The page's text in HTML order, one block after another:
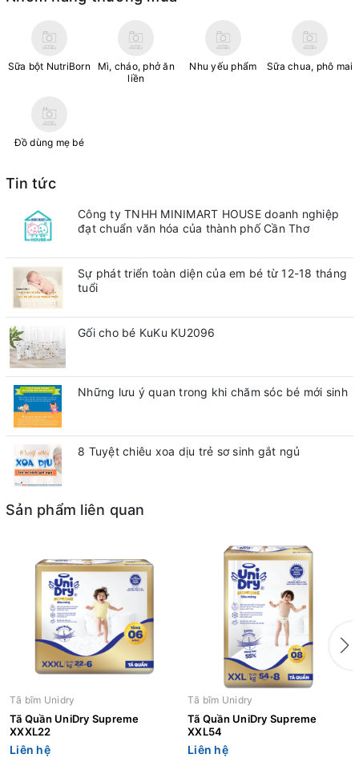
Sữa bột NutriBorn
Mì, cháo, phở ăn
liền
Nhu yếu phẩm Sữa chua, phô mai
Đồ dùng mẹ bé
Tin tức
Công ty TNHH MINIMART HOUSE doanh nghiệp
đạt chuẩn văn hóa của thành phố Cần Thơ
Sự phát triển toàn diện của em bé từ 12-18 tháng
tuổi
Gối cho bé KuKu KU2096
Những lưu ý quan trong khi chăm sóc bé mới sinh
8 Tuyệt chiêu xoa dịu trẻ sơ sinh gắt ngủ
Sản phẩm liên quan
Tã bĩm Unidry
Tã Quần UniDry Supreme
XXXL22
Liên hệ
Tã bĩm Unidry
Tã Quần UniDry Supreme
XXL54
Liên hệ